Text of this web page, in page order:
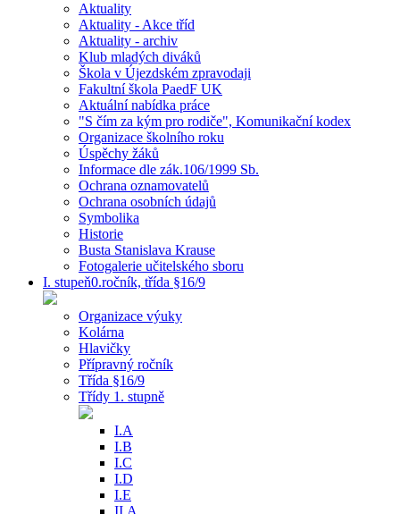
Aktuality
Aktuality - Akce tříd
Aktuality - archiv
Klub mladých diváků
Škola v Újezdském zpravodaji
Fakultní škola PaedF UK
Aktuální nabídka práce
"S čím za kým pro rodiče", Komunikační kodex
Organizace školního roku
Úspěchy žáků
Informace dle zák.106/1999 Sb.
Ochrana oznamovatelů
Ochrana osobních údajů
Symbolika
Historie
Busta Stanislava Krause
Fotogalerie učitelského sboru
I. stupeň0.ročník, třída §16/9
Organizace výuky
Kolárna
Hlavičky
Přípravný ročník
Třída §16/9
Třídy 1. stupně
I.A
I.B
I.C
I.D
I.E
II.A